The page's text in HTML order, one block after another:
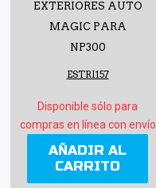
EXTERIORES AUTO
MAGIC PARA
NP300
ESTRI157
Disponible sólo para
compras en línea con envío
AÑADIR AL
CARRITO